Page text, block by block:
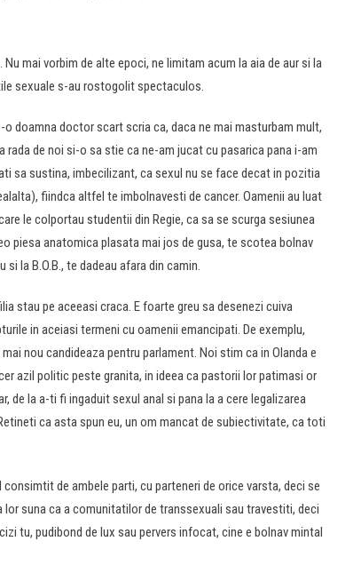
mai vorbim de alte epoci, ne limitam acum la aia de aur si la
sexuale s-au rostogolit spectaculos.
doamna doctor scart scria ca, daca ne mai masturbam mult,
de noi si-o sa stie ca ne-am jucat cu pasarica pana i-am
sa sustina, imbecilizant, ca sexul nu se face decat in pozitia
fiindca altfel te imbolnavesti de cancer. Oamenii au luat
le colportau studentii din Regie, ca sa se scurga sesiunea
piesa anatomica plasata mai jos de gusa, te scotea bolnav
la B.O.B., te dadeau afara din camin.
stau pe aceeasi craca. E foarte greu sa desenezi cuiva
in aceiasi termeni cu oamenii emancipati. De exemplu,
nou candideaza pentru parlament. Noi stim ca in Olanda e
azil politic peste granita, in ideea ca pastorii lor patimasi or
de la a-ti fi ingaduit sexul anal si pana la a cere legalizarea
ca asta spun eu, un om mancat de subiectivitate, ca toti
de ambele parti, cu parteneri de orice varsta, deci se
suna ca a comunitatilor de transsexuali sau travestiti, deci
tu, pudibond de lux sau pervers infocat, cine e bolnav mintal